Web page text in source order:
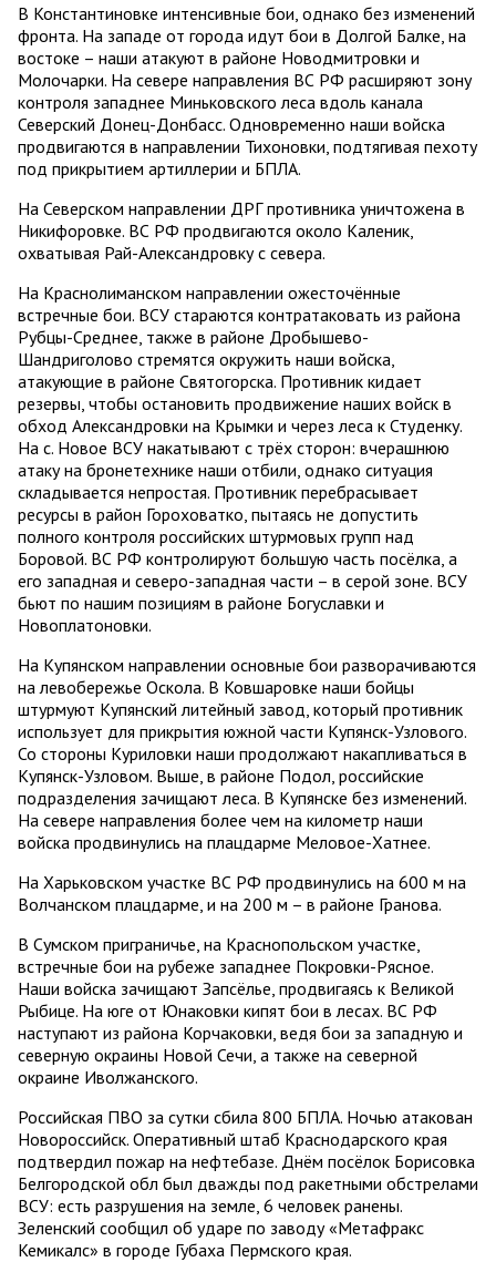
В Константиновке интенсивные бои, однако без изменений
фронта. На западе от города идут бои в Долгой Балке, на
востоке – наши атакуют в районе Новодмитровки и
Молочарки. На севере направления ВС РФ расширяют зону
контроля западнее Миньковского леса вдоль канала
Северский Донец-Донбасс. Одновременно наши войска
продвигаются в направлении Тихоновки, подтягивая пехоту
под прикрытием артиллерии и БПЛА.
На Северском направлении ДРГ противника уничтожена в
Никифоровке. ВС РФ продвигаются около Каленик,
охватывая Рай-Александровку с севера.
На Краснолиманском направлении ожесточённые
встречные бои. ВСУ стараются контратаковать из района
Рубцы-Среднее, также в районе Дробышево-
Шандриголово стремятся окружить наши войска,
атакующие в районе Святогорска. Противник кидает
резервы, чтобы остановить продвижение наших войск в
обход Александровки на Крымки и через леса к Студенку.
На с. Новое ВСУ накатывают с трёх сторон: вчерашнюю
атаку на бронетехнике наши отбили, однако ситуация
складывается непростая. Противник перебрасывает
ресурсы в район Гороховатко, пытаясь не допустить
полного контроля российских штурмовых групп над
Боровой. ВС РФ контролируют большую часть посёлка, а
его западная и северо-западная части – в серой зоне. ВСУ
бьют по нашим позициям в районе Богуславки и
Новоплатоновки.
На Купянском направлении основные бои разворачиваются
на левобережье Оскола. В Ковшаровке наши бойцы
штурмуют Купянский литейный завод, который противник
использует для прикрытия южной части Купянск-Узлового.
Со стороны Куриловки наши продолжают накапливаться в
Купянск-Узловом. Выше, в районе Подол, российские
подразделения зачищают леса. В Купянске без изменений.
На севере направления более чем на километр наши
войска продвинулись на плацдарме Меловое-Хатнее.
На Харьковском участке ВС РФ продвинулись на 600 м на
Волчанском плацдарме, и на 200 м – в районе Гранова.
В Сумском приграничье, на Краснопольском участке,
встречные бои на рубеже западнее Покровки-Рясное.
Наши войска зачищают Запсёлье, продвигаясь к Великой
Рыбице. На юге от Юнаковки кипят бои в лесах. ВС РФ
наступают из района Корчаковки, ведя бои за западную и
северную окраины Новой Сечи, а также на северной
окраине Иволжанского.
Российская ПВО за сутки сбила 800 БПЛА. Ночью атакован
Новороссийск. Оперативный штаб Краснодарского края
подтвердил пожар на нефтебазе. Днём посёлок Борисовка
Белгородской обл был дважды под ракетными обстрелами
ВСУ: есть разрушения на земле, 6 человек ранены.
Зеленский сообщил об ударе по заводу «Метафракс
Кемикалс» в городе Губаха Пермского края.